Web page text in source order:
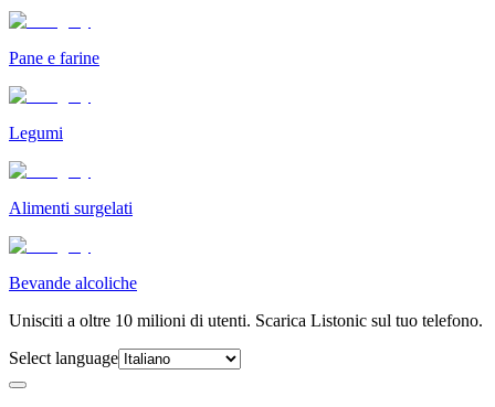
Pane e farine
Legumi
Alimenti surgelati
Bevande alcoliche
Unisciti a oltre 10 milioni di utenti. Scarica Listonic sul tuo telefono.
Select language